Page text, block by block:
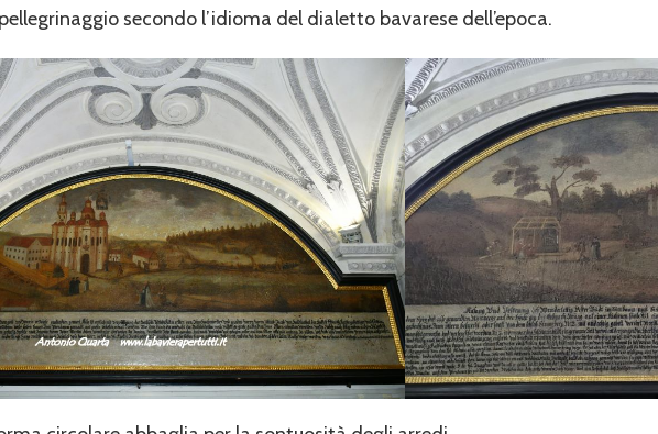
secondo l’idioma del dialetto bavarese dell’epoca.